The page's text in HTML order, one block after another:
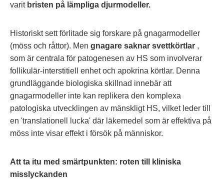
varit bristen på lämpliga djurmodeller.
Historiskt sett förlitade sig forskare på gnagarmodeller
(möss och råttor). Men gnagare saknar svettkörtlar ,
som är centrala för patogenesen av HS som involverar
follikulär-interstitiell enhet och apokrina körtlar. Denna
grundläggande biologiska skillnad innebär att
gnagarmodeller inte kan replikera den komplexa
patologiska utvecklingen av mänskligt HS, vilket leder till
en 'translationell lucka' där läkemedel som är effektiva på
möss inte visar effekt i försök på människor.
Att ta itu med smärtpunkten: roten till kliniska
misslyckanden